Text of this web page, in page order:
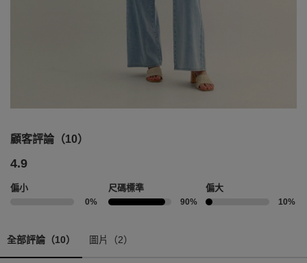
顧客評論（10）
4.9
偏小
0%
尺碼標準
90%
偏大
10%
全部評論（10） 圖片（2）